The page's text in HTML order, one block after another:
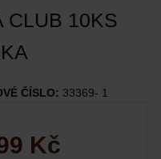
CLUB 10KS
ČÍSLO: 33369- 1
Kč